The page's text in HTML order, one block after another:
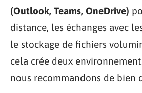
(Outlook, Teams, OneDrive)
distance, les échanges avec
le stockage de fichiers
cela crée deux
nous recommandons de bien